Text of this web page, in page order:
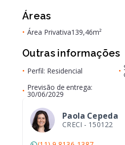
Áreas
• Área Privativa139,46m²
Outras informações
• Perfil: Residencial •
• Previsão de entrega:
30/06/2029
Paola Cepeda
CRECI - 150122